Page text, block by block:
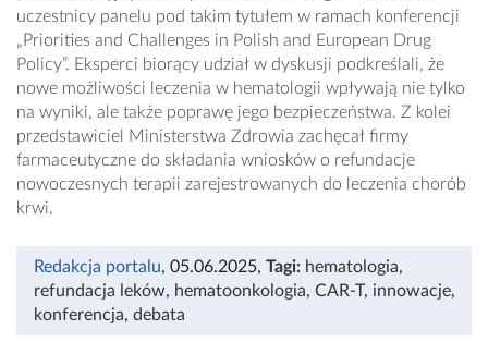
uczestnicy panelu pod takim tytułem w ramach konferencji
„Priorities and Challenges in Polish and European Drug
Policy”. Eksperci biorący udział w dyskusji podkreślali, że
nowe możliwości leczenia w hematologii wpływają nie tylko
na wyniki, ale także poprawę jego bezpieczeństwa. Z kolei
przedstawiciel Ministerstwa Zdrowia zachęcał firmy
farmaceutyczne do składania wniosków o refundacje
nowoczesnych terapii zarejestrowanych do leczenia chorób
krwi.
Redakcja portalu, 05.06.2025, Tagi: hematologia,
refundacja leków, hematoonkologia, CAR-T, innowacje,
konferencja, debata